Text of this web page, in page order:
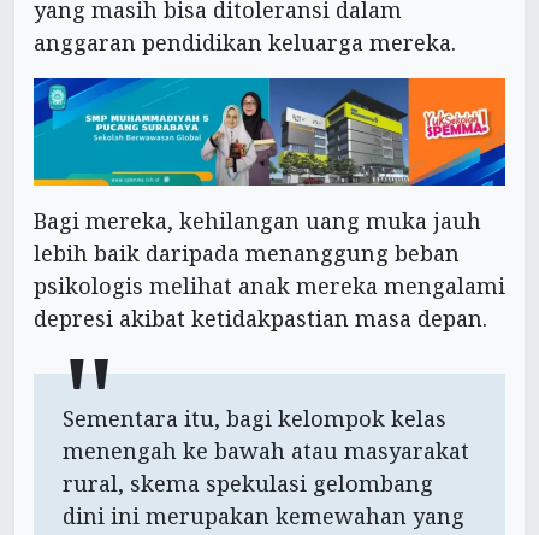
yang masih bisa ditoleransi dalam
anggaran pendidikan keluarga mereka.
Bagi mereka, kehilangan uang muka jauh
lebih baik daripada menanggung beban
psikologis melihat anak mereka mengalami
depresi akibat ketidakpastian masa depan.
Sementara itu, bagi kelompok kelas
menengah ke bawah atau masyarakat
rural, skema spekulasi gelombang
dini ini merupakan kemewahan yang